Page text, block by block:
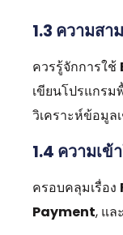
1.3 ความสา
ควรรู้จักการใช้
เขียนโปรแกรม
วิเคราะห์ข้อมูล
1.4 ความเข้
ครอบคลุมเรื่อง
Payment, และ